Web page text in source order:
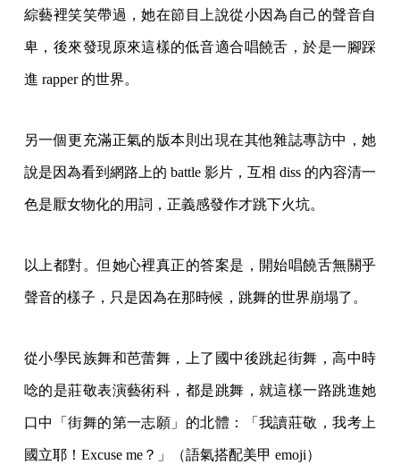
綜藝裡笑笑帶過，她在節目上說從小因為自己的聲音自
卑，後來發現原來這樣的低音適合唱饒舌，於是一腳踩
進 rapper 的世界。
另一個更充滿正氣的版本則出現在其他雜誌專訪中，她
說是因為看到網路上的 battle 影片，互相 diss 的內容清一
色是厭女物化的用詞，正義感發作才跳下火坑。
以上都對。但她心裡真正的答案是，開始唱饒舌無關乎
聲音的樣子，只是因為在那時候，跳舞的世界崩塌了。
從小學民族舞和芭蕾舞，上了國中後跳起街舞，高中時
唸的是莊敬表演藝術科，都是跳舞，就這樣一路跳進她
口中「街舞的第一志願」的北體：「我讀莊敬，我考上
國立耶！Excuse me？」（語氣搭配美甲 emoji）